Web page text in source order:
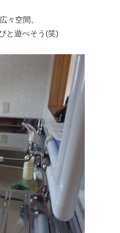
々空間。
と遊べそう(笑)